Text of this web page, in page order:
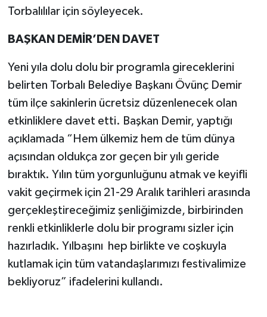
Torbalılılar için söyleyecek.
BAŞKAN DEMİR’DEN DAVET
Yeni yıla dolu dolu bir programla gireceklerini
belirten Torbalı Belediye Başkanı Övünç Demir
tüm ilçe sakinlerin ücretsiz düzenlenecek olan
etkinliklere davet etti. Başkan Demir, yaptığı
açıklamada “Hem ülkemiz hem de tüm dünya
açısından oldukça zor geçen bir yılı geride
bıraktık. Yılın tüm yorgunluğunu atmak ve keyifli
vakit geçirmek için 21-29 Aralık tarihleri arasında
gerçekleştireceğimiz şenliğimizde, birbirinden
renkli etkinliklerle dolu bir programı sizler için
hazırladık. Yılbaşını hep birlikte ve coşkuyla
kutlamak için tüm vatandaşlarımızı festivalimize
bekliyoruz” ifadelerini kullandı.